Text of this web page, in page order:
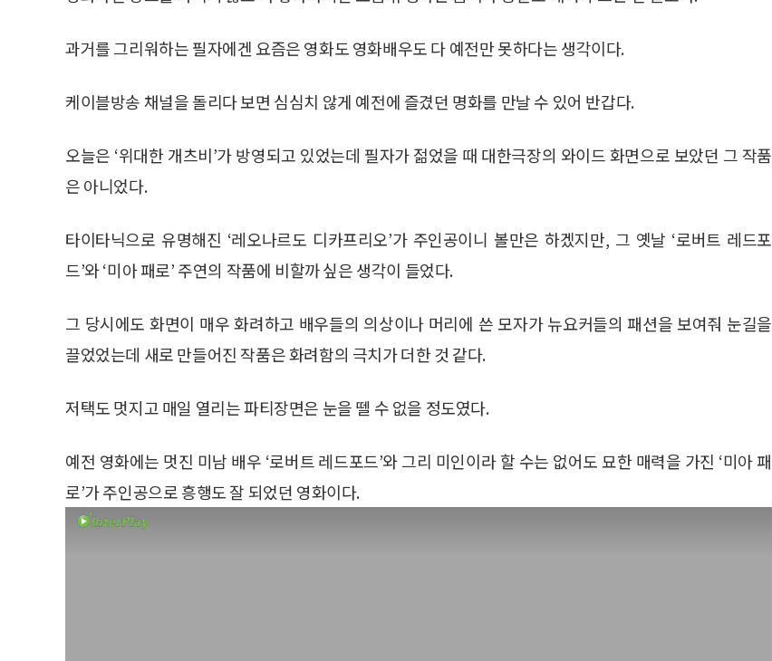
과거를 그리워하는 필자에겐 요즘은 영화도 영화배우도 다 예전만 못하다는 생각이다.
케이블방송 채널을 돌리다 보면 심심치 않게 예전에 즐겼던 명화를 만날 수 있어 반갑다.
오늘은 ‘위대한 개츠비’가 방영되고 있었는데 필자가 젊었을 때 대한극장의 와이드 화면으로 보았던 그 작품
은 아니었다.
타이타닉으로 유명해진 ‘레오나르도 디카프리오’가 주인공이니 볼만은 하겠지만, 그 옛날 ‘로버트 레드포
드’와 ‘미아 패로’ 주연의 작품에 비할까 싶은 생각이 들었다.
그 당시에도 화면이 매우 화려하고 배우들의 의상이나 머리에 쓴 모자가 뉴요커들의 패션을 보여줘 눈길을
끌었었는데 새로 만들어진 작품은 화려함의 극치가 더한 것 같다.
저택도 멋지고 매일 열리는 파티장면은 눈을 뗄 수 없을 정도였다.
예전 영화에는 멋진 미남 배우 ‘로버트 레드포드’와 그리 미인이라 할 수는 없어도 묘한 매력을 가진 ‘미아 패
로’가 주인공으로 흥행도 잘 되었던 영화이다.